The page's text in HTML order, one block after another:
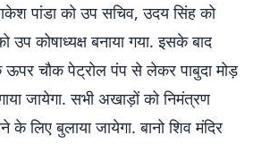
पांडा को उप सचिव, उदय सिंह को
उप कोषाध्यक्ष बनाया गया. इसके बाद
ऊपर चौक पेट्रोल पंप से लेकर पाबुदा मोड़
जायेगा. सभी अखाड़ों को निमंत्रण
लिए बुलाया जायेगा. बानो शिव मंदिर